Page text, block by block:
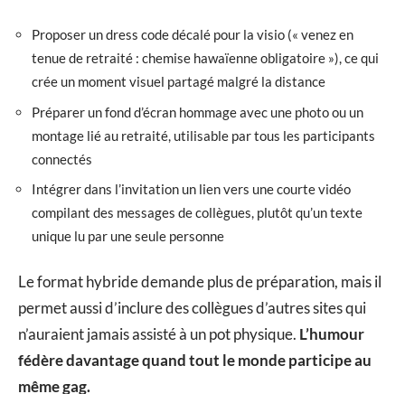
Proposer un dress code décalé pour la visio (« venez en
tenue de retraité : chemise hawaïenne obligatoire »), ce qui
crée un moment visuel partagé malgré la distance
Préparer un fond d’écran hommage avec une photo ou un
montage lié au retraité, utilisable par tous les participants
connectés
Intégrer dans l’invitation un lien vers une courte vidéo
compilant des messages de collègues, plutôt qu’un texte
unique lu par une seule personne
Le format hybride demande plus de préparation, mais il
permet aussi d’inclure des collègues d’autres sites qui
n’auraient jamais assisté à un pot physique. L’humour
fédère davantage quand tout le monde participe au
même gag.